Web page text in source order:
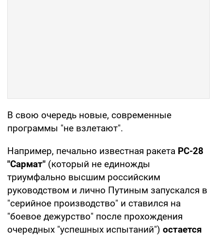
В свою очередь новые, современные
программы "не взлетают".
Например, печально известная ракета РС-28
"Сармат" (который не единожды
триумфально высшим российским
руководством и лично Путиным запускался в
"серийное производство" и ставился на
"боевое дежурство" после прохождения
очередных "успешных испытаний") остается